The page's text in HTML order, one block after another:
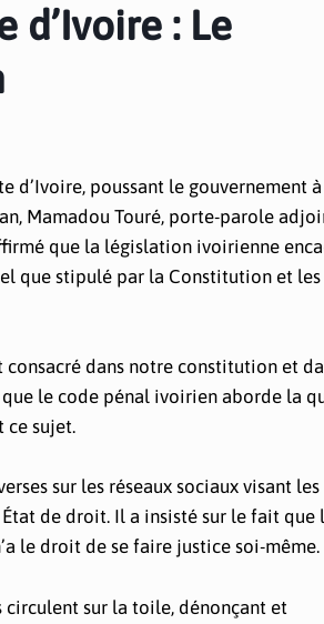
d’Ivoire : Le
d’Ivoire, poussant le gouvernement
Mamadou Touré, porte-parole
que la législation ivoirienne
que stipulé par la Constitution et
consacré dans notre constitution et
le code pénal ivoirien aborde la
ce sujet.
sur les réseaux sociaux visant les
de droit. Il a insisté sur le fait que
le droit de se faire justice soi-même.
sur la toile, dénonçant et